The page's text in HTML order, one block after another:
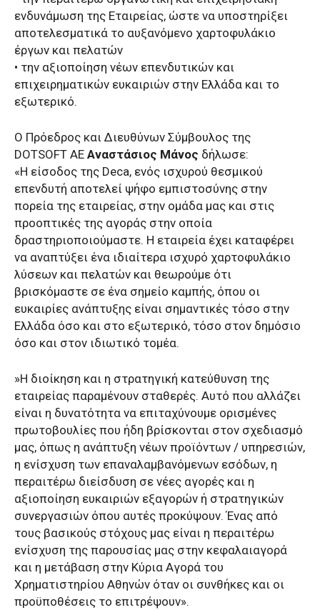
ενδυνάμωση της Εταιρείας, ώστε να υποστηρίξει
αποτελεσματικά το αυξανόμενο χαρτοφυλάκιο
έργων και πελατών
• την αξιοποίηση νέων επενδυτικών και
επιχειρηματικών ευκαιριών στην Ελλάδα και το
εξωτερικό.
Ο Πρόεδρος και Διευθύνων Σύμβουλος της
DOTSOFT ΑΕ Αναστάσιος Μάνος δήλωσε:
«Η είσοδος της Deca, ενός ισχυρού θεσμικού
επενδυτή αποτελεί ψήφο εμπιστοσύνης στην
πορεία της εταιρείας, στην ομάδα μας και στις
προοπτικές της αγοράς στην οποία
δραστηριοποιούμαστε. Η εταιρεία έχει καταφέρει
να αναπτύξει ένα ιδιαίτερα ισχυρό χαρτοφυλάκιο
λύσεων και πελατών και θεωρούμε ότι
βρισκόμαστε σε ένα σημείο καμπής, όπου οι
ευκαιρίες ανάπτυξης είναι σημαντικές τόσο στην
Ελλάδα όσο και στο εξωτερικό, τόσο στον δημόσιο
όσο και στον ιδιωτικό τομέα.
»Η διοίκηση και η στρατηγική κατεύθυνση της
εταιρείας παραμένουν σταθερές. Αυτό που αλλάζει
είναι η δυνατότητα να επιταχύνουμε ορισμένες
πρωτοβουλίες που ήδη βρίσκονται στον σχεδιασμό
μας, όπως η ανάπτυξη νέων προϊόντων / υπηρεσιών,
η ενίσχυση των επαναλαμβανόμενων εσόδων, η
περαιτέρω διείσδυση σε νέες αγορές και η
αξιοποίηση ευκαιριών εξαγορών ή στρατηγικών
συνεργασιών όπου αυτές προκύψουν. Ένας από
τους βασικούς στόχους μας είναι η περαιτέρω
ενίσχυση της παρουσίας μας στην κεφαλαιαγορά
και η μετάβαση στην Κύρια Αγορά του
Χρηματιστηρίου Αθηνών όταν οι συνθήκες και οι
προϋποθέσεις το επιτρέψουν».